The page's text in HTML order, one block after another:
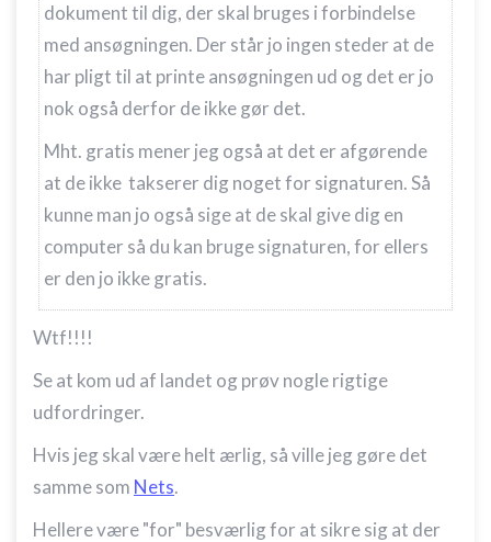
dokument til dig, der skal bruges i forbindelse
med ansøgningen. Der står jo ingen steder at de
har pligt til at printe ansøgningen ud og det er jo
nok også derfor de ikke gør det.
Mht. gratis mener jeg også at det er afgørende
at de ikke takserer dig noget for signaturen. Så
kunne man jo også sige at de skal give dig en
computer så du kan bruge signaturen, for ellers
er den jo ikke gratis.
Wtf!!!!
Se at kom ud af landet og prøv nogle rigtige
udfordringer.
Hvis jeg skal være helt ærlig, så ville jeg gøre det
samme som Nets.
Hellere være "for" besværlig for at sikre sig at der